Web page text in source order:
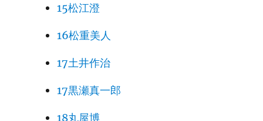
15松江澄
16松重美人
17土井作治
17黒瀬真一郎
18丸屋博